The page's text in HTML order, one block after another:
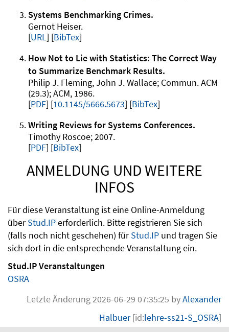
Systems Benchmarking Crimes
Gernot Heiser.
URL [BibTex]
How Not to Lie with Statistics: The Correct Way
to Summarize Benchmark Results
Philip J. Fleming, John J. Wallace Commun. ACM
29.3
ACM 1986.
PDF
10.1145/5666.5673 [BibTex]
Writing Reviews for Systems Conferences
Timothy Roscoe 2007.
PDF [BibTex]
ANMELDUNG UND WEITERE
INFOS
Für diese Veranstaltung ist eine Online-Anmeldung
überStud.IPerforderlich. Bitte registrieren Sie sich
(falls noch nicht geschehen) fürStud.IP und tragen Sie
sich dort in die entsprechende Veranstaltung ein.
Stud.IP Veranstaltungen
OSRA
Letzte Änderung 2026-06-29 07:35:25 byAlexander
Halbuer[id:lehre-ss21-S_OSRA]